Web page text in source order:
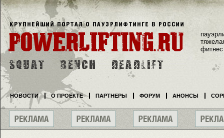
фитнес
НОВОСТИ О ПРОЕКТЕ ПАРТНЕРЫ ФОРУМ АНОНСЫ